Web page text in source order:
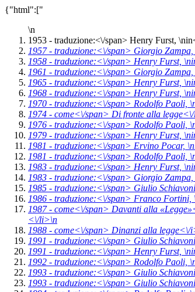
{"html":["
\n
1953 - traduzione:<\/span> Henry Furst, \n
1957 - traduzione:<\/span> Giorgio Zampa,
1958 - traduzione:<\/span> Henry Furst, \n
1961 - traduzione:<\/span> Giorgio Zampa,
1965 - traduzione:<\/span> Henry Furst, \n
1968 - traduzione:<\/span> Henry Furst, \n
1970 - traduzione:<\/span> Rodolfo Paoli,
1974 - come<\/span> Di fronte alla legge<\/
1976 - traduzione:<\/span> Rodolfo Paoli,
1979 - traduzione:<\/span> Henry Furst, \n
1981 - traduzione:<\/span> Ervino Pocar, \n
1981 - traduzione:<\/span> Rodolfo Paoli,
1983 - traduzione:<\/span> Henry Furst, \n
1983 - traduzione:<\/span> Giorgio Zampa,
1985 - traduzione:<\/span> Giulio
1986 - traduzione:<\/span> Franco Fortini,
1987 - come<\/span> Davanti alla
<\/li>\n
1988 - come<\/span> Dinanzi alla legge<\/
1991 - traduzione:<\/span> Giulio
1991 - traduzione:<\/span> Henry Furst, \n
1992 - traduzione:<\/span> Rodolfo Paoli,
1993 - traduzione:<\/span> Giulio
1993 - traduzione:<\/span> Giulio